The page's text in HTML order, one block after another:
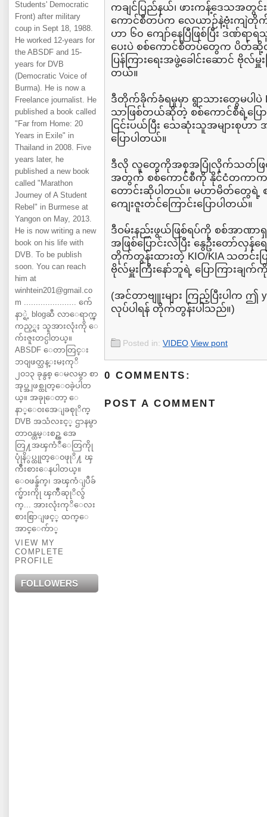
Students' Democratic
Front) after military
coup in Sept 18, 1988.
He worked 12-years for
the ABSDF and 15-
years for DVB
(Democratic Voice of
Burma). He is now a
Freelance journalist. He
published a book called
"Far from Home: 20
Years in Exile" in
Thailand in 2008. Five
years later, he
published a new book
called "Marathon
Journey of A Student
Rebel" in Burmese at
Yangon on May, 2013.
He is now writing a new
book on his life with
DVB. To be publish
soon. You can reach
him at
winhtein201@gmail.co
m ...................... က်ေ
နာ္ရဲ့ blogဆီ လာေရာက္ၾ
ကည့္ရႈ သူအားလုံးကို ေ
က်းဇူးတင္ပါတယ္။
ABSDF ေတာတြင္း
ဘ၀ျဖတ္သန္းမႈကုိ
၂၀၁၃ ခုနွစ္ ေမလမွာ စာ
အုပ္အျဖစ္ထုတ္ေ၀ခဲ့ပါတ
ယ္။ အခုုေတာ့ ေ
နာ္ေ၀းအေျခစုုိက္
DVB အသံလႊင့္ ဌာနမွာ
တာ၀န္ထမ္းစဥ္က အေ
တြ႔အၾကံဳေတြကိုု
ပုုံနိွပ္ထုုတ္ေ၀ဖုုိ႔ ၾ
ကိဳးစားေနပါတယ္။
ေ၀ဖန္ခ်က္၊ အၾကံျပဳခ်
က္မ်ားကိုု ၾကိဳဆုုိလ်ွ
က္... အားလုံးကုိေလး
စားစြာျဖင့္ ထက္ေ
အာင္ေက်ာ္
VIEW MY
COMPLETE
PROFILE
FOLLOWERS
ကချင်ပြည်နယ်၊ ဖားကန့်ဒေသအတွင်း
ကောင်စီတပ်က လေယာဉ်နဲ့ဗုံးကျဲ
ဟာ ၆၀ ကျော်နေပြီဖြစ်ပြီး ဒဏ်
ပေးပဲ စစ်ကောင်စီတပ်တွေက ပိတ်ဆို့
ပြန်ကြားရေးအဖွဲ့ခေါင်းဆောင် ဗိုလ်မှူ
တယ်။
ဒီတိုက်ခိုက်ခံရမှုမှာ ရွာသားတွေမပါပဲ
သာဖြစ်တယ်ဆိုတဲ့ စစ်ကောင်စီရဲ့ပြေ
ငြင်းပယ်ပြီး သေဆုံးသူအများစု
ပြောပါတယ်။
ဒီလို လူတွေကိုအစုအပြုံလိုက်သတ်ဖြတ်
အတွက် စစ်ကောင်စီကို နိုင်ငံတကာ
တောင်းဆိုပါတယ်။ မဟာမိတ်တွေရဲ့
ကျေးဇူးတင်ကြောင်းပြောပါတယ်။
ဒီဝမ်းနည်းဖွယ်ဖြစ်ရပ်ကို စစ်အာဏ
အဖြစ်ပြောင်းလဲပြီး နွေဦးတော်လှ
တိုက်တွန်းထားတဲ့ KIO/KIA သတင်းပြ
ဗိုလ်မှူးကြီးနော်ဘူရဲ့ ပြောကြား
(အင်တာဗျူးများ ကြည့်ပြီးပါက ဤ
လုပ်ပါရန် တိုက်တွန်းပါသည်။)
Posted in: VIDEO View pont
0 COMMENTS:
POST A COMMENT